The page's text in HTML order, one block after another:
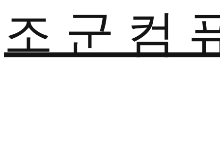
조 군 컴